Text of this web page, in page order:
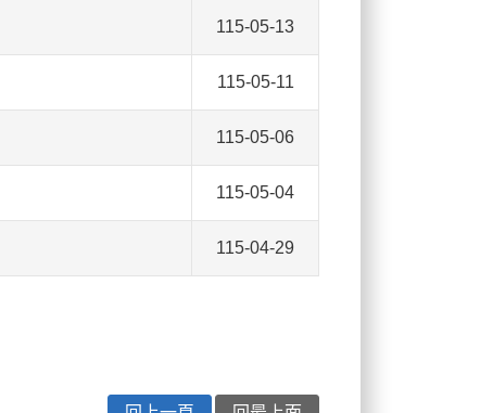
115-05-13
115-05-11
115-05-06
115-05-04
115-04-29